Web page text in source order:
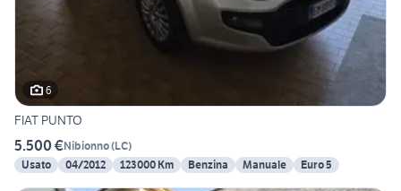
6
FIAT PUNTO
5.500 €Nibionno(LC)
Usato
04/2012 123000 Km Benzina Manuale Euro 5